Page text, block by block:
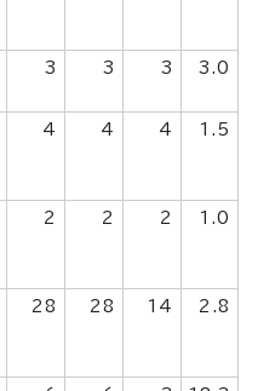
3 3 3 3.0
4 4 4 1.5
2 2 2 1.0
28 28 14 2.8